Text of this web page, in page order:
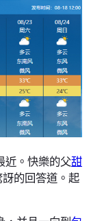
近。快樂的父甜
的回答道。起